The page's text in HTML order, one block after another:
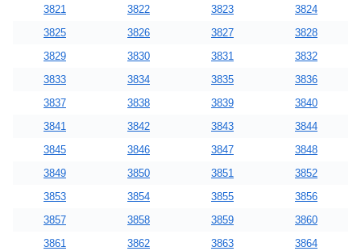
3821
3822 3823
3824
3825
3826 3827
3828
3829
3830 3831
3832
3833
3834 3835
3836
3837
3838 3839
3840
3841
3842 3843
3844
3845
3846 3847
3848
3849
3850 3851
3852
3853
3854 3855
3856
3857
3858 3859
3860
3861
3862 3863
3864